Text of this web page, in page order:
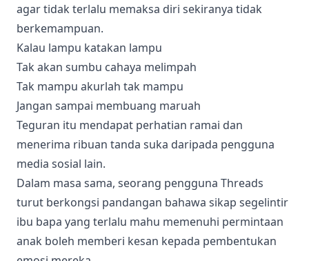
agar tidak terlalu memaksa diri sekiranya tidak
berkemampuan.
Kalau lampu katakan lampu
Tak akan sumbu cahaya melimpah
Tak mampu akurlah tak mampu
Jangan sampai membuang maruah
Teguran itu mendapat perhatian ramai dan
menerima ribuan tanda suka daripada pengguna
media sosial lain.
Dalam masa sama, seorang pengguna Threads
turut berkongsi pandangan bahawa sikap segelintir
ibu bapa yang terlalu mahu memenuhi permintaan
anak boleh memberi kesan kepada pembentukan